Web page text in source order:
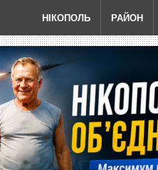
НІКОПОЛЬ РАЙОН